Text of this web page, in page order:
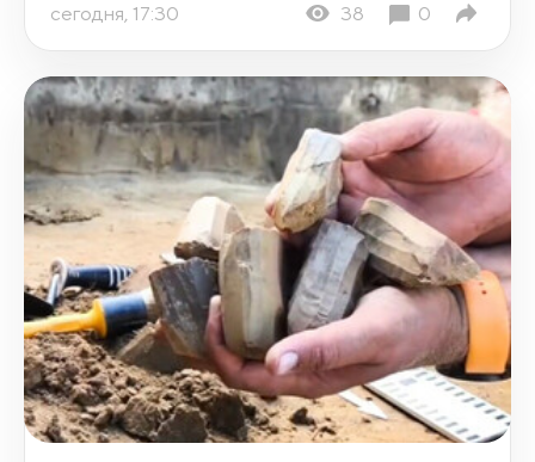
сегодня, 17:30 38 0